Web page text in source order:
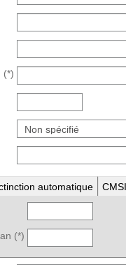
(*)
automatique
(*)